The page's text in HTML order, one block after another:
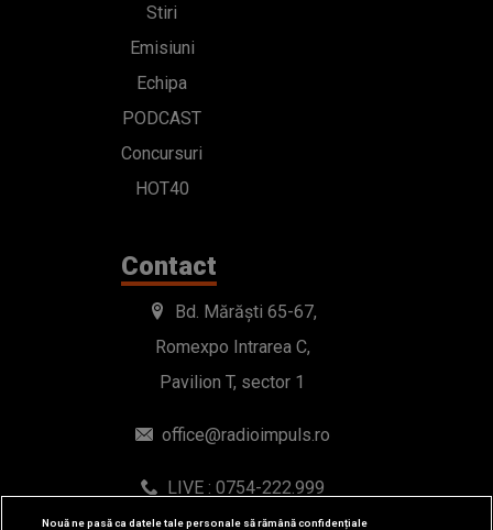
Stiri
Emisiuni
Echipa
PODCAST
Concursuri
HOT40
Contact
Bd. Mărăști 65-67,
Romexpo Intrarea C,
Pavilion T, sector 1
office@radioimpuls.ro
LIVE : 0754-222.999
WhatsApp: 0754-222.999
Nouă ne pasă ca datele tale personale să rămână confidențiale